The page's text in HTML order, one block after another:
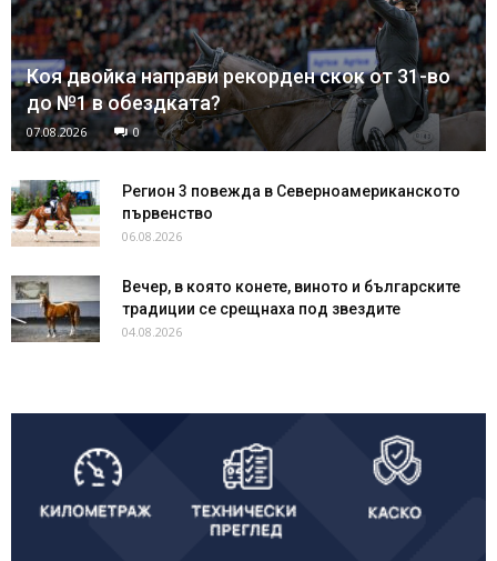
Коя двойка направи рекорден скок от 31-во
до №1 в обездката?
07.08.2026 0
Регион 3 повежда в Северноамериканското
първенство
06.08.2026
Вечер, в която конете, виното и българските
традиции се срещнаха под звездите
04.08.2026